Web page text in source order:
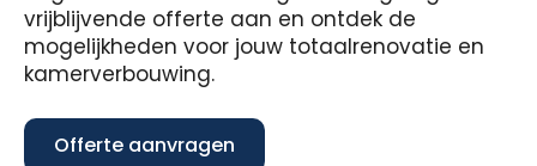
vrijblijvende offerte aan en ontdek de
mogelijkheden voor jouw totaalrenovatie en
kamerverbouwing.
Offerte aanvragen